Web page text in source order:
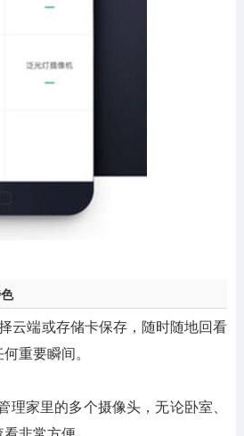
云端或存储卡保存，随时随地回看
重要瞬间。
家里的多个摄像头，无论卧室、